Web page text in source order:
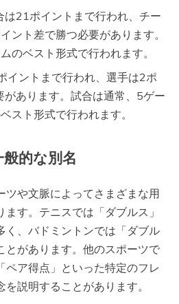
は21ポイントまで行われ、チー
ント差で勝つ必要があります。
のベスト形式で行われます。
イントまで行われ、選手は2ポ
があります。試合は通常、5ゲー
スト形式で行われます。
的な別名
ツや文脈によってさまざまな用
す。テニスでは「ダブルス」
く、バドミントンでは「ダブル
とがあります。他のスポーツで
ペア得点」といった特定のフレ
説明することがあります。